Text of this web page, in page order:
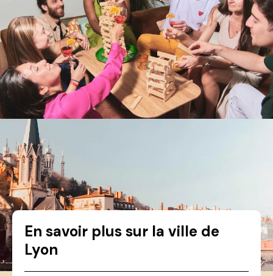
En savoir plus sur la ville de
Lyon